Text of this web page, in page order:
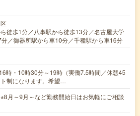
徒歩1分／八事駅から徒歩13分／名古屋大学
／御器所駅から車10分／千種駅から車16分
時・10時30分～19時（実働7.5時間／休憩45
制になります。希望…
月～9月～など勤務開始日はお気軽にご相談